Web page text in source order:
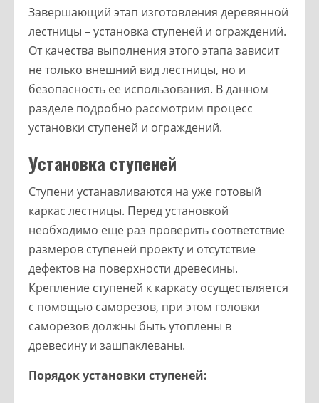
Завершающий этап изготовления деревянной
лестницы – установка ступеней и ограждений.
От качества выполнения этого этапа зависит
не только внешний вид лестницы, но и
безопасность ее использования. В данном
разделе подробно рассмотрим процесс
установки ступеней и ограждений.
Установка ступеней
Ступени устанавливаются на уже готовый
каркас лестницы. Перед установкой
необходимо еще раз проверить соответствие
размеров ступеней проекту и отсутствие
дефектов на поверхности древесины.
Крепление ступеней к каркасу осуществляется
с помощью саморезов, при этом головки
саморезов должны быть утоплены в
древесину и зашпаклеваны.
Порядок установки ступеней: